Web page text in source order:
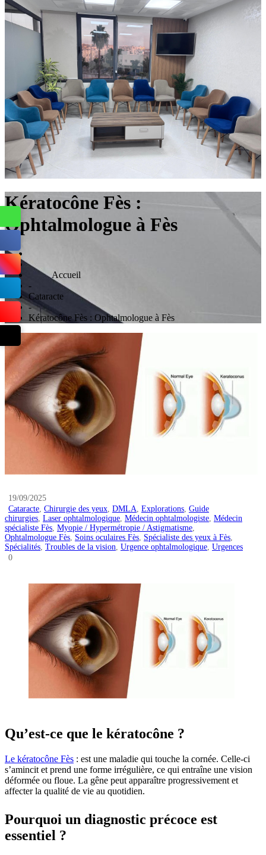
Kératocône Fès :
Ophtalmologue à Fès
Home
-
Cataracte
-
Kératocône Fès : Ophtalmologue à Fès
19/09/2025
Cataracte Chirurgie des yeux DMLA Explorations Guide
chirurgies Laser ophtalmologique Médecin ophtalmologiste Médecin
spécialiste Fès Myopie / Hypermétropie / Astigmatisme
Ophtalmologue Fès Soins oculaires Fès Spécialiste des yeux à Fès
Spécialités Troubles de la vision Urgence ophtalmologique Urgences
0
Qu’est-ce que le kératocône ?
Le kératocône Fès : est une maladie qui touche la cornée. Celle-ci
s’amincit et prend une forme irrégulière, ce qui entraîne une vision
déformée ou floue. La gêne peut apparaître progressivement et
affecter la qualité de vie au quotidien.
Pourquoi un diagnostic précoce est
essentiel ?